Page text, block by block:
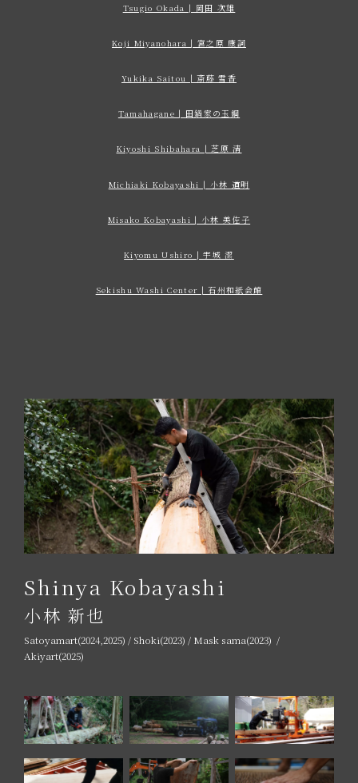
Tsugio Okada | 岡田 次雄
Koji Miyanohara | 宮之原 康詞
Yukika Saitou | 斎藤 雪香
Tamahagane | 田鍋家の玉鋼
Kiyoshi Shibahara | 芝原 清
Michiaki Kobayashi | 小林 道明
Misako Kobayashi | 小林 美佐子
Kiyomu Ushiro | 宇城 潔
Sekishu Washi Center | 石州和紙会館
Shinya Kobayashi
小林 新也
Satoyamart(2024,2025) / Shoki(2023) / Mask sama(2023) /
Akiyart(2025)